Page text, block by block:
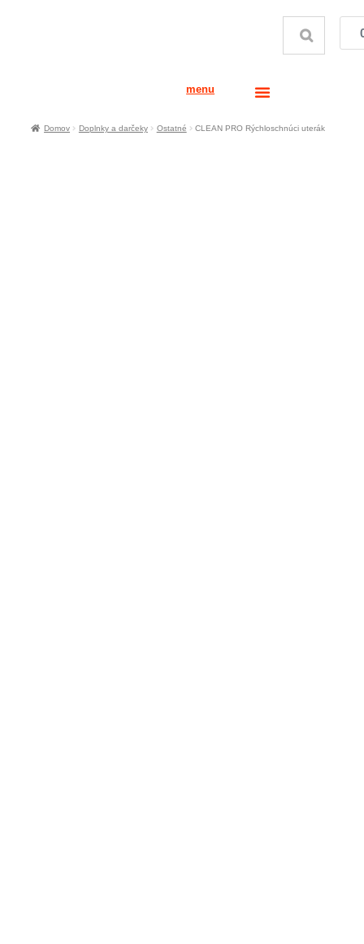
menu
Domov Doplnky a darčeky Ostatné CLEAN PRO Rýchloschnúci uterák